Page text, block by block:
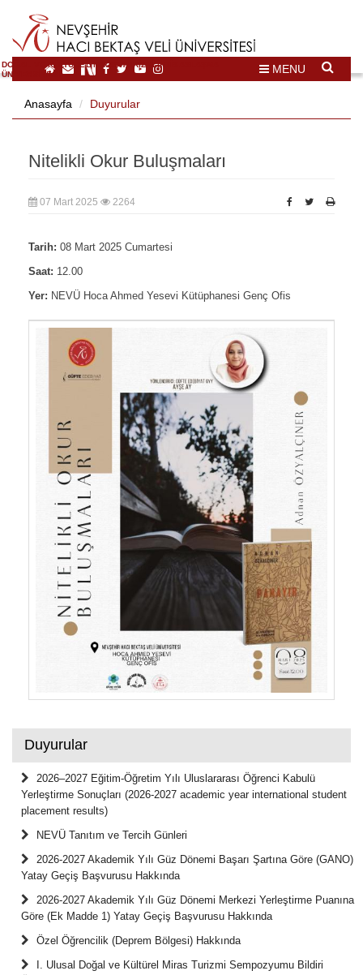
DOĞAL VE KÜLTÜREL MİRAS TURİZMİ İHTİSASLAŞMA
ÜNİVERSİTESİ
MENU
Anasayfa Duyurular
Nitelikli Okur Buluşmaları
07 Mart 2025 2264
Tarih: 08 Mart 2025 Cumartesi
Saat: 12.00
Yer: NEVÜ Hoca Ahmed Yesevi Kütüphanesi Genç Ofis
Duyurular
2026–2027 Eğitim-Öğretim Yılı Uluslararası Öğrenci Kabulü
Yerleştirme Sonuçları (2026-2027 academic year international student
placement results)
NEVÜ Tanıtım ve Tercih Günleri
2026-2027 Akademik Yılı Güz Dönemi Başarı Şartına Göre (GANO)
Yatay Geçiş Başvurusu Hakkında
2026-2027 Akademik Yılı Güz Dönemi Merkezi Yerleştirme Puanına
Göre (Ek Madde 1) Yatay Geçiş Başvurusu Hakkında
Özel Öğrencilik (Deprem Bölgesi) Hakkında
I. Ulusal Doğal ve Kültürel Miras Turizmi Sempozyumu Bildiri